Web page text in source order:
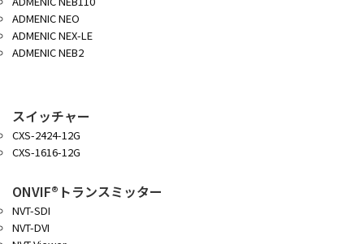
ADMENIC NEO
ADMENIC NEX-LE
ADMENIC NEB2
スイッチャー
CXS-2424-12G
CXS-1616-12G
ONVIF®トランスミッター
NVT-SDI
NVT-DVI